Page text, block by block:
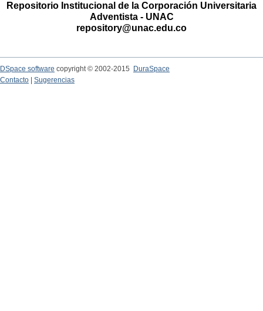
Repositorio Institucional de la Corporación Universitaria
Adventista - UNAC
repository@unac.edu.co
DSpace software copyright © 2002-2015
DuraSpace
Contacto
Sugerencias